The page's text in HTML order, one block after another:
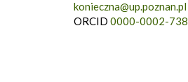
konieczna@up.poznan.pl
ORCID 0000-0002-